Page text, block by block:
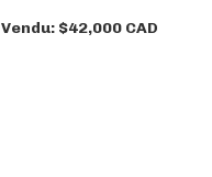
Vendu: $42,000 CAD